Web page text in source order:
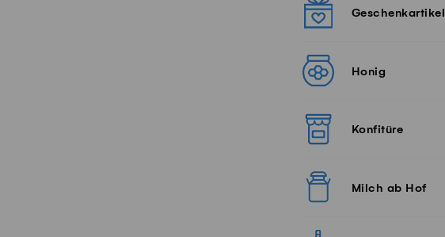
Geschenkartikel
Honig
Konfitüre
Milch ab Hof